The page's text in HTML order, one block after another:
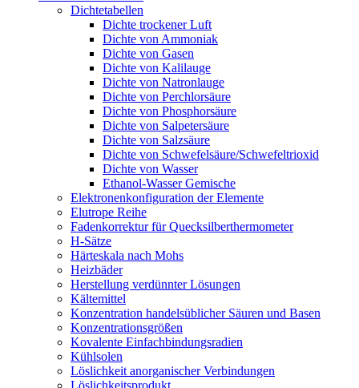
Dichtetabellen
Dichte trockener Luft
Dichte von Ammoniak
Dichte von Gasen
Dichte von Kalilauge
Dichte von Natronlauge
Dichte von Perchlorsäure
Dichte von Phosphorsäure
Dichte von Salpetersäure
Dichte von Salzsäure
Dichte von Schwefelsäure/Schwefeltrioxid
Dichte von Wasser
Ethanol-Wasser Gemische
Elektronenkonfiguration der Elemente
Elutrope Reihe
Fadenkorrektur für Quecksilberthermometer
H-Sätze
Härteskala nach Mohs
Heizbäder
Herstellung verdünnter Lösungen
Kältemittel
Konzentration handelsüblicher Säuren und Basen
Konzentrationsgrößen
Kovalente Einfachbindungsradien
Kühlsolen
Löslichkeit anorganischer Verbindungen
Löslichkeitsprodukt